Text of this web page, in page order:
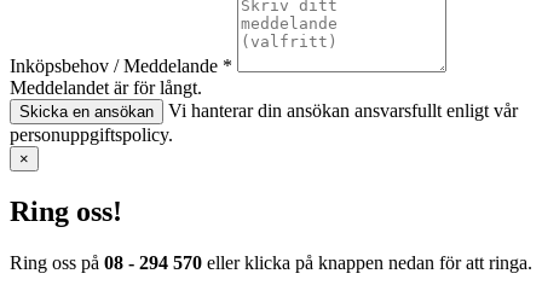
Inköpsbehov / Meddelande *
Meddelandet är för långt.
Skicka en ansökan
Vi hanterar din ansökan ansvarsfullt enligt vår
personuppgiftspolicy.
×
Ring oss!
Ring oss på 08 - 294 570 eller klicka på knappen nedan för att ringa.